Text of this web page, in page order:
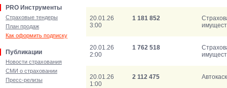
PRO Инструменты
Страховые тендеры
План продаж
Как оформить подписку
Публикации
Новости страхования
СМИ о страховании
Пресс-релизы
20.01.26
3:00
1 181 852
20.01.26
2:00
1 762 518
20.01.26
1:00
2 112 475